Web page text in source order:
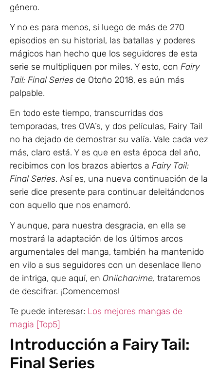
género.
Y no es para menos, si luego de más de 270
episodios en su historial, las batallas y poderes
mágicos han hecho que los seguidores de esta
serie se multipliquen por miles. Y esto, con Fairy
Tail: Final Series de Otoño 2018, es aún más
palpable.
En todo este tiempo, transcurridas dos
temporadas, tres OVA’s, y dos películas, Fairy Tail
no ha dejado de demostrar su valía. Vale cada vez
más, claro está. Y es que en esta época del año,
recibimos con los brazos abiertos a Fairy Tail:
Final Series. Así es, una nueva continuación de la
serie dice presente para continuar deleitándonos
con aquello que nos enamoró.
Y aunque, para nuestra desgracia, en ella se
mostrará la adaptación de los últimos arcos
argumentales del manga, también ha mantenido
en vilo a sus seguidores con un desenlace lleno
de intriga, que aquí, en Oniichanime, trataremos
de descifrar. ¡Comencemos!
Te puede interesar: Los mejores mangas de
magia [Top5]
Introducción a Fairy Tail:
Final Series